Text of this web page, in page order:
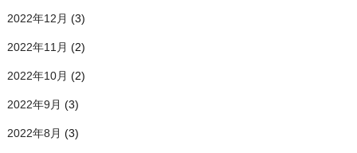
2022年12月 (3)
2022年11月 (2)
2022年10月 (2)
2022年9月 (3)
2022年8月 (3)